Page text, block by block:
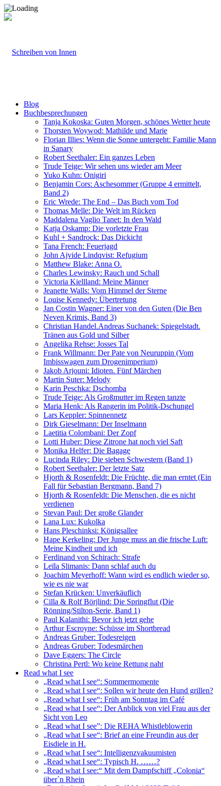
Blog
Buchbesprechungen
Tanja Kokoska: Guten Morgen, schönes Wetter heute
Thorsten Woywod: Mathilde und Marie
Florian Illies: Wenn die Sonne untergeht: Familie Mann
in Sanary
Robert Seethaler: Ein ganzes Leben
Trude Teige: Wir sehen uns wieder am Meer
Yuko Kuhn: Onigiri
Benjamin Cors: Aschesommer (Gruppe 4 ermittelt,
Band 2)
Eric Wrede: The End – Das Buch vom Tod
Thomas Melle: Die Welt im Rücken
Maddalena Vaglio Tanet: In den Wald
Katja Oskamp: Die vorletzte Frau
Kuhl + Sandrock: Das Dickicht
Tana French: Feuerjagd
John Ajvide Lindqvist: Refugium
Matthew Blake: Anna O.
Charles Lewinsky: Rauch und Schall
Victoria Kiellland: Meine Männer
Jeanette Walls: Vom Himmel der Sterne
Louise Kennedy: Übertretung
Jan Costin Wagner: Einer von den Guten (Die Ben
Neven Krimis, Band 3)
Christian Handel.Andreas Suchanek: Spiegelstadt.
Tränen aus Gold und Silber
Angelika Rehse: Josses Tal
Frank Willmann: Der Pate von Neuruppin (Vom
Imbisswagen zum Drogenimperium)
Jakob Arjouni: Idioten. Fünf Märchen
Martin Suter: Melody
Karin Peschka: Dschomba
Trude Teige: Als Großmutter im Regen tanzte
Maria Henk: Als Rangerin im Politik-Dschungel
Lars Keppler: Spinnennetz
Dirk Gieselmann: Der Inselmann
Laetitia Colombani: Der Zopf
Lotti Huber: Diese Zitrone hat noch viel Saft
Monika Helfer: Die Bagage
Lucinda Riley: Die sieben Schwestern (Band 1)
Robert Seethaler: Der letzte Satz
Hjorth & Rosenfeldt: Die Früchte, die man erntet (Ein
Fall für Sebastian Bergmann, Band 7)
Hjorth & Rosenfeldt: Die Menschen, die es nicht
verdienen
Stevan Paul: Der große Glander
Lana Lux: Kukolka
Hans Pleschinksi: Königsallee
Hape Kerkeling: Der Junge muss an die frische Luft:
Meine Kindheit und ich
Ferdinand von Schirach: Strafe
Leïla Slimanis: Dann schlaf auch du
Joachim Meyerhoff: Wann wird es endlich wieder so,
wie es nie war
Stefan Krücken: Unverkäuflich
Cilla & Rolf Börjlind: Die Springflut (Die
Rönning/Stilton-Serie, Band 1)
Paul Kalanithi: Bevor ich jetzt gehe
Arthur Escroyne: Schüsse im Shortbread
Andreas Gruber: Todesreigen
Andreas Gruber: Todesmärchen
Dave Eggers: The Circle
Christina Pertl: Wo keine Rettung naht
Read what I see
„Read what I see“: Sommermomente
„Read what I see“: Sollen wir heute den Hund grillen?
„Read what I see“: Früh am Sonntag im Café
„Read what I see“: Der Anblick von viel Frau aus der
Sicht von Leo
„Read what I see”: Die REHA Whistleblowerin
„Read what I see“: Brief an eine Freundin aus der
Eisdiele in H.
„Read what I see“: Intelligenzvakuumisten
„Read what I see“: Typisch H. ……?
„Read what I see:“ Mit dem Dampfschiff „Colonia“
über`n Rhein